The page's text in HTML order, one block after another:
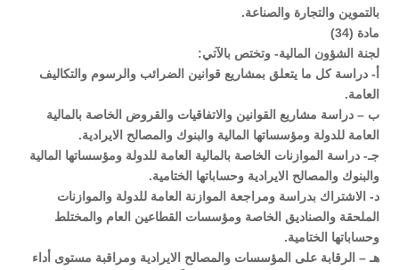
بالتموين والتجارة والصناعة.
مادة (34)
لجنة الشؤون المالية- وتختص بالآتي:
أ- دراسة كل ما يتعلق بمشاريع قوانين الضرائب والرسوم والتكاليف
العامة.
ب – دراسة مشاريع القوانين والاتفاقيات والقروض الخاصة بالمالية
العامة للدولة ومؤسساتها المالية والبنوك والمصالح الايرادية.
جـ- دراسة الموازنات الخاصة بالمالية العامة للدولة ومؤسساتها المالية
والبنوك والمصالح الايرادية وحساباتها الختامية.
د‌- الاشتراك بدراسة ومراجعة الموازنة العامة للدولة والموازنات
الملحقة والصناديق الخاصة ومؤسسات القطاعين العام والمختلط
وحساباتها الختامية.
هـ – الرقابة على المؤسسات والمصالح الايرادية ومراقبة مستوى أداء